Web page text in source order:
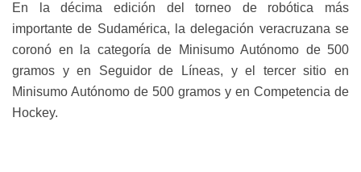
En la décima edición del torneo de robótica más
importante de Sudamérica, la delegación veracruzana se
coronó en la categoría de Minisumo Autónomo de 500
gramos y en Seguidor de Líneas, y el tercer sitio en
Minisumo Autónomo de 500 gramos y en Competencia de
Hockey.